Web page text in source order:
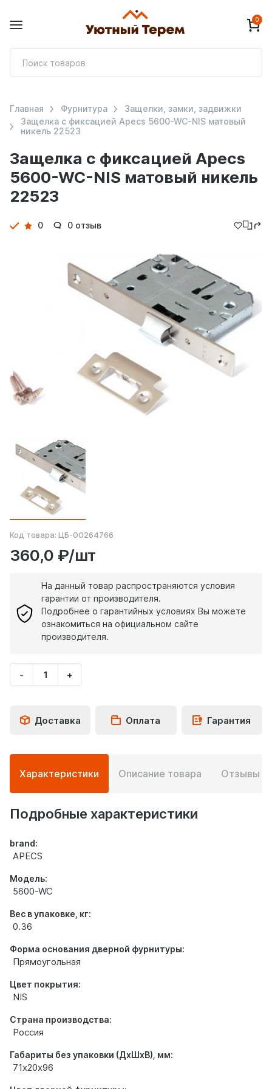
0
Защелка с фиксацией Apecs
5600-WC-NIS матовый никель
22523
Главная Фурнитура
Защелки, замки, задвижки
Защелка с фиксацией Apecs 5600-WC-NIS матовый
никель 22523
Детали
0 0 отзыв
Код товара: ЦБ-00264766
360,0 ₽/шт
На данный товар распространяются условия
гарантии от производителя.
Подробнее о гарантийных условиях Вы можете
ознакомиться на официальном сайте
производителя.
-
Укажите
количество
+
Доставка Оплата Гарантия
Подробная
информация
о
товаре
Характеристики Описание товара Отзывы
Подробные характеристики
brand:
APECS
Модель:
5600-WC
Вес в упаковке, кг:
0.36
Форма основания дверной фурнитуры:
Прямоугольная
Цвет покрытия:
NIS
Страна производства:
Россия
Габариты без упаковки (ДхШхВ), мм:
71х20х96